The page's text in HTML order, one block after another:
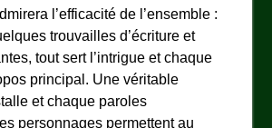
l’efficacité de l’ensemble :
trouvailles d’écriture et
tout sert l’intrigue et chaque
principal. Une véritable
et chaque paroles
personnages permettent au